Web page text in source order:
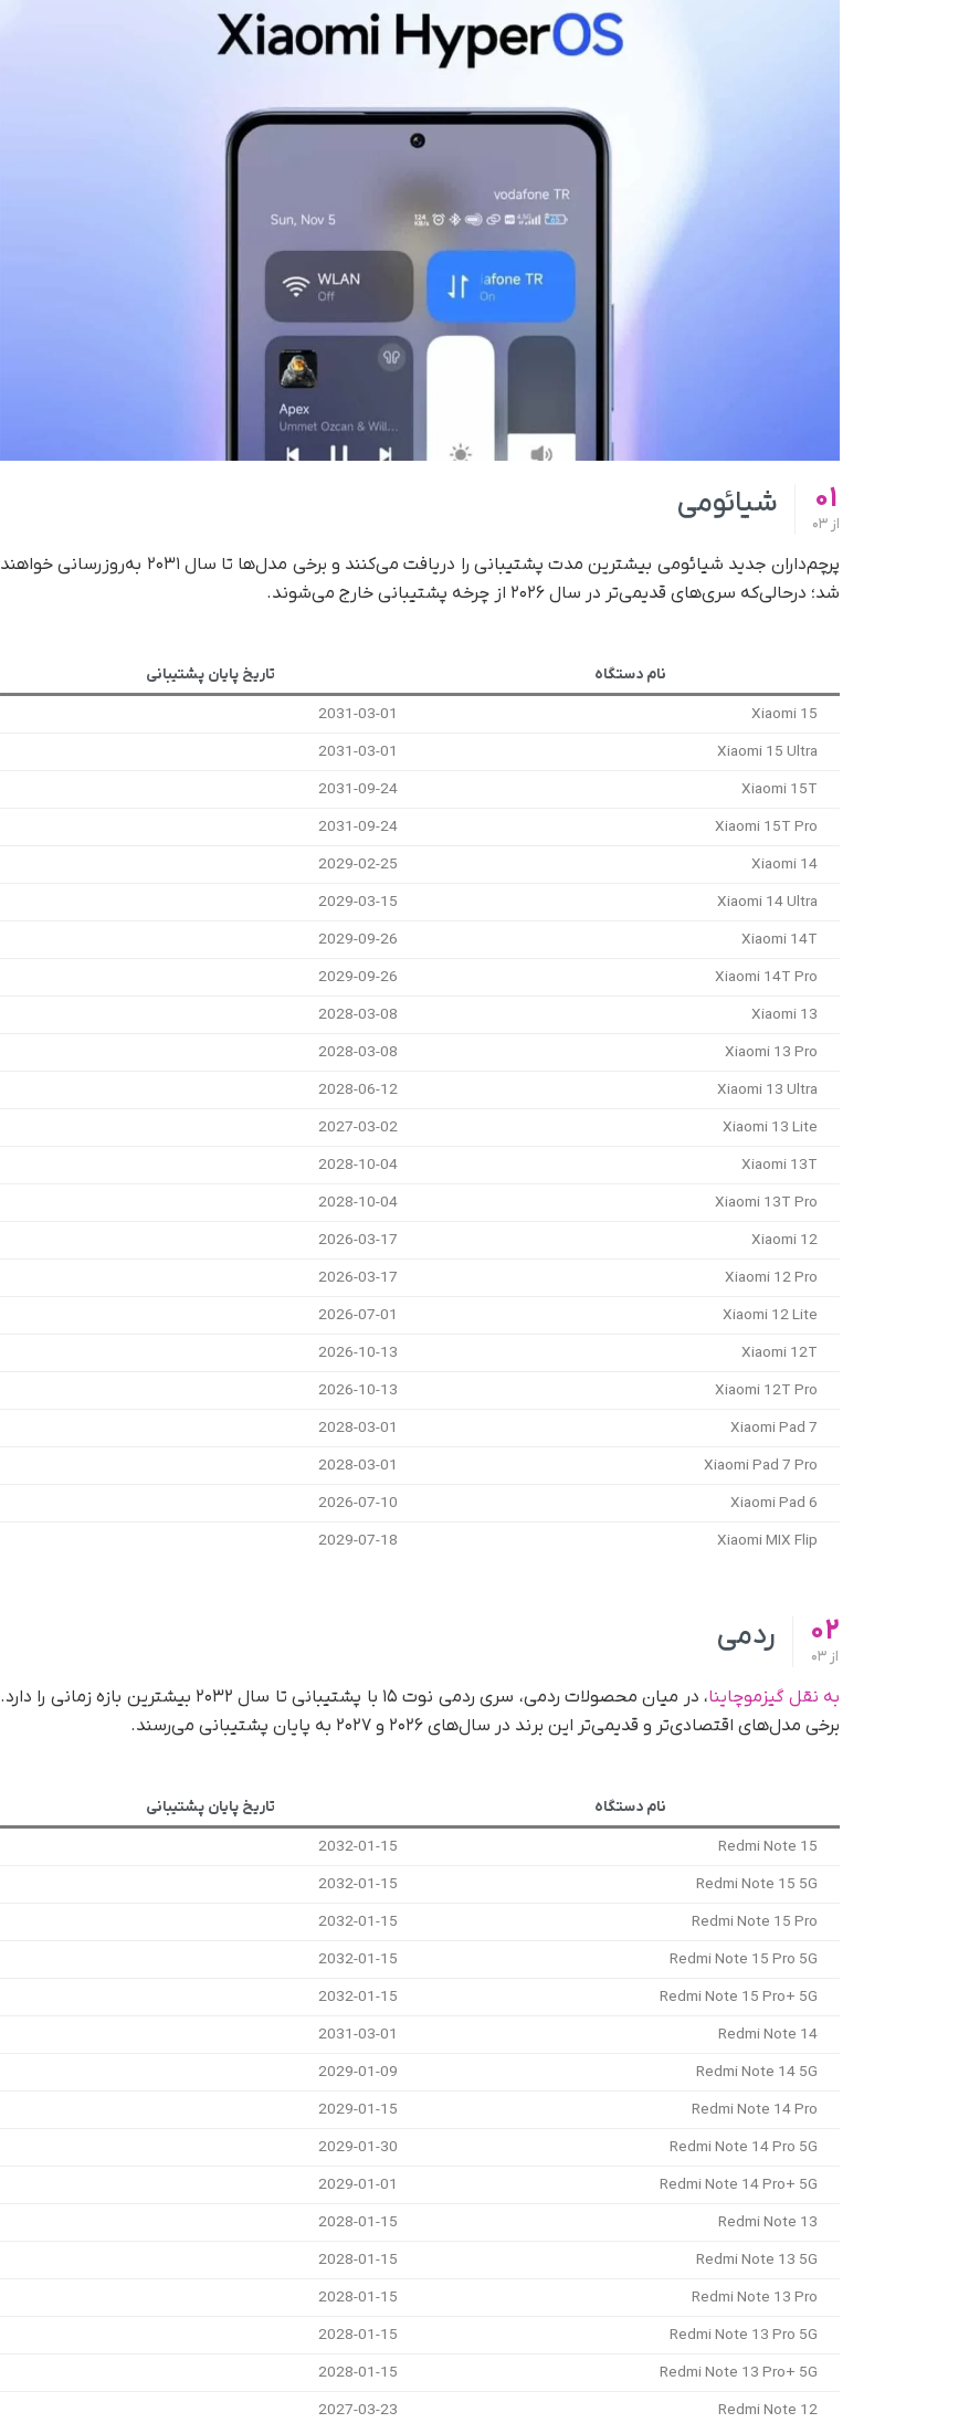
01
از
شیائومی
پرچم‌داران جدید شیائومی بیشترین مدت پشتیبانی را دریافت می‌کنند و برخی مدل‌ها تا سال ۲۰۳۱ به‌روزرسانی خواهند
شد؛ در‌حالی‌که سری‌های قدیمی‌تر در سال ۲۰۲۶ از چرخه پشتیبانی خارج می‌شوند.
نام دستگاه تاریخ پایان پشتیبانی
Xiaomi 15
2031-03-01
Xiaomi 15 Ultra
2031-03-01
Xiaomi 15T
2031-09-24
Xiaomi 15T Pro
2031-09-24
Xiaomi 14
2029-02-25
Xiaomi 14 Ultra
2029-03-15
Xiaomi 14T
2029-09-26
Xiaomi 14T Pro
2029-09-26
Xiaomi 13
2028-03-08
Xiaomi 13 Pro
2028-03-08
Xiaomi 13 Ultra
2028-06-12
Xiaomi 13 Lite
2027-03-02
Xiaomi 13T
2028-10-04
Xiaomi 13T Pro
2028-10-04
Xiaomi 12
2026-03-17
Xiaomi 12 Pro
2026-03-17
Xiaomi 12 Lite
2026-07-01
Xiaomi 12T
2026-10-13
Xiaomi 12T Pro
2026-10-13
Xiaomi Pad 7
2028-03-01
Xiaomi Pad 7 Pro
2028-03-01
Xiaomi Pad 6
2026-07-10
Xiaomi MIX Flip
2029-07-18
02
از
ردمی
به نقل گیزموچاینا
، در میان محصولات ردمی، سری ردمی نوت ۱۵ با پشتیبانی تا سال ۲۰۳۲ بیشترین بازه زمانی را دارد.
برخی مدل‌های اقتصادی‌تر و قدیمی‌تر این برند در سال‌های ۲۰۲۶ و ۲۰۲۷ به پایان پشتیبانی می‌رسند.
نام دستگاه تاریخ پایان پشتیبانی
Redmi Note 15
2032-01-15
Redmi Note 15 5G
2032-01-15
Redmi Note 15 Pro
2032-01-15
Redmi Note 15 Pro 5G
2032-01-15
Redmi Note 15 Pro+ 5G
2032-01-15
Redmi Note 14
2031-03-01
Redmi Note 14 5G
2029-01-09
Redmi Note 14 Pro
2029-01-15
Redmi Note 14 Pro 5G
2029-01-30
Redmi Note 14 Pro+ 5G
2029-01-01
Redmi Note 13
2028-01-15
Redmi Note 13 5G
2028-01-15
Redmi Note 13 Pro
2028-01-15
Redmi Note 13 Pro 5G
2028-01-15
Redmi Note 13 Pro+ 5G
2028-01-15
Redmi Note 12
2027-03-23